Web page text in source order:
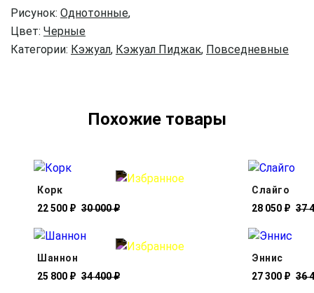
Рисунок: Однотонные,
Цвет: Черные
Категории: Кэжуал, Кэжуал Пиджак, Повседневные
Похожие товары
Корк
22 500 ₽ 30 000 ₽
Слайго
28 050 ₽ 37
Шаннон
25 800 ₽ 34 400 ₽
Эннис
27 300 ₽ 36